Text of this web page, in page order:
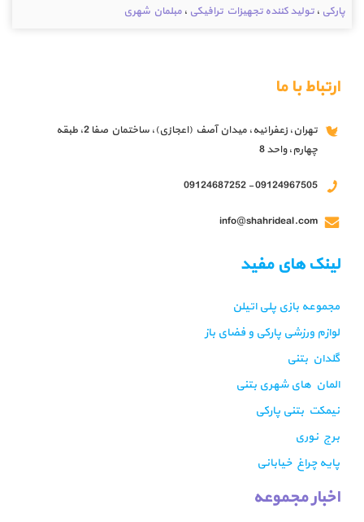
پارکی ،تولید کننده تجهیزات ترافیکی ،مبلمان شهری
ارتباط با ما
تهران، زعفرانیه، میدان آصف (اعجازی)، ساختمان صفا 2، طبقه
چهارم، واحد 8
09124967505 - 09124687252
info@shahrideal.com
لینک های مفید
مجموعه بازی پلی اتیلن
لوازم ورزشی پارکی و فضای باز
گلدان بتنی
المان های شهری بتنی
نیمکت بتنی پارکی
برج نوری
پایه چراغ خیابانی
اخبار مجموعه